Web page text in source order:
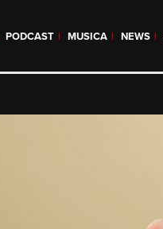
PODCAST MUSICA NEWS